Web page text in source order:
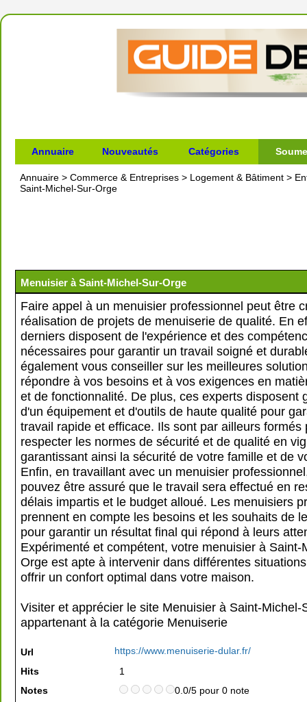
Annuaire Nouveautés Catégories
Annuaire > Commerce & Entreprises > Logement & Bâtiment >
Saint-Michel-Sur-Orge
Menuisier à Saint-Michel-Sur-Orge
Faire appel à un menuisier professionnel peut être
réalisation de projets de menuiserie de qualité. En
derniers disposent de l'expérience et des
nécessaires pour garantir un travail soigné et
également vous conseiller sur les meilleures
répondre à vos besoins et à vos exigences en
et de fonctionnalité. De plus, ces experts disposent
d'un équipement et d'outils de haute qualité pour
travail rapide et efficace. Ils sont par ailleurs formés
respecter les normes de sécurité et de qualité en
garantissant ainsi la sécurité de votre famille et de
Enfin, en travaillant avec un menuisier
pouvez être assuré que le travail sera effectué en
délais impartis et le budget alloué. Les menuisiers
prennent en compte les besoins et les souhaits de
pour garantir un résultat final qui répond à leurs
Expérimenté et compétent, votre menuisier à Saint-
Orge est apte à intervenir dans différentes
offrir un confort optimal dans votre maison.
Visiter et apprécier le site Menuisier à Saint-Michel-
appartenant à la catégorie Menuiserie
Url
https://www.menuiserie-dular.fr/
Hits
1
Notes
0.0/5 pour 0 note